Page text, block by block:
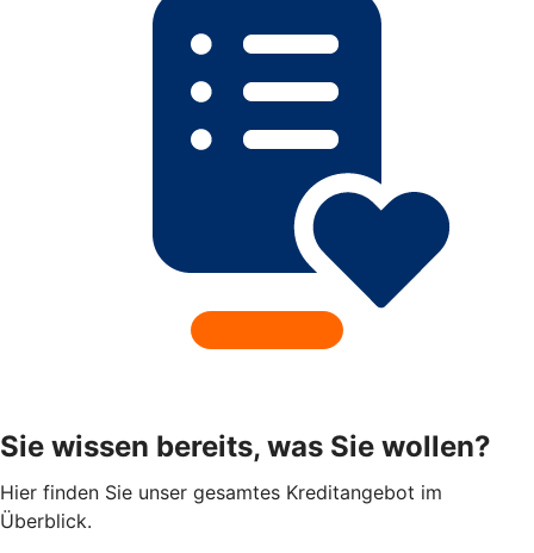
Sie wissen bereits, was Sie wollen?
Hier finden Sie unser gesamtes Kreditangebot im
Überblick.